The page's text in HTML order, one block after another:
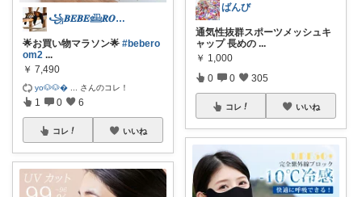
꧁𝑩𝑬𝑩𝑬𓊝𝑹𝑶𝑶𝑴꧂
🌟お買い物マラソン🌟 #bebero
om2 ...
￥ 7,490
yo🐶🐶 さんのコレ！
1 0 6
コレ いいね
ばんび
通気性抜群スポーツメッシュキ
ャップ 長めの ...
￥ 1,000
0 0 305
コレ いいね